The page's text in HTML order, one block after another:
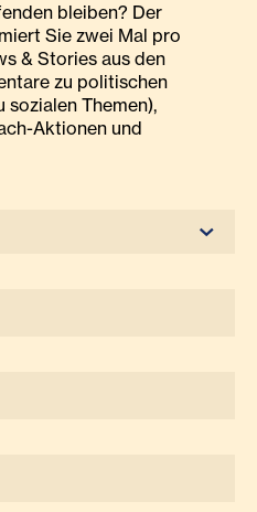
bleiben? Der
Sie zwei Mal pro
& Stories aus den
zu politischen
sozialen Themen),
Aktionen und